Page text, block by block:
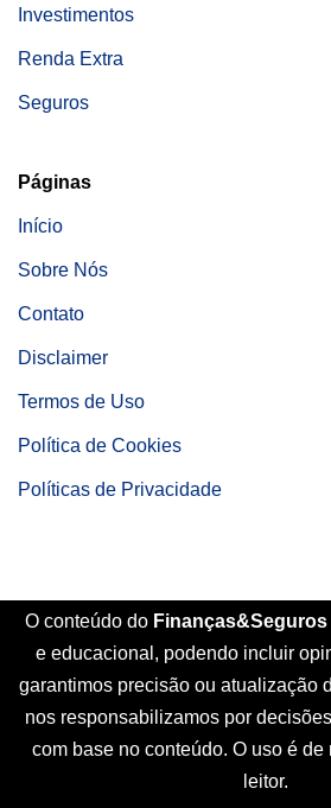
Investimentos
Renda Extra
Seguros
Páginas
Início
Sobre Nós
Contato
Disclaimer
Termos de Uso
Política de Cookies
Políticas de Privacidade
O conteúdo do Finanças&Seguros
e educacional, podendo incluir
garantimos precisão ou atualização
nos responsabilizamos por
com base no conteúdo. O uso é
leitor.